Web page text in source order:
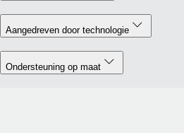
Aangedreven door technologie
Ondersteuning op maat